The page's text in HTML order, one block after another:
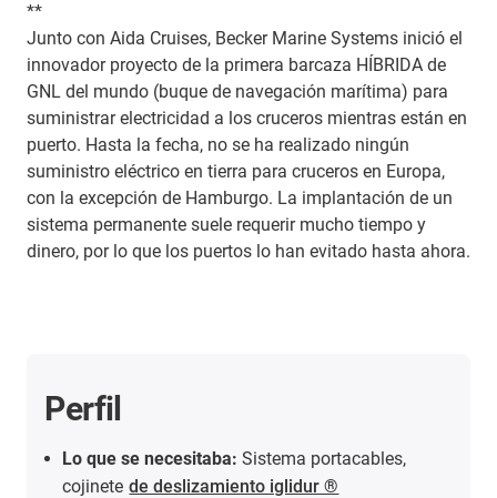
**
Junto con Aida Cruises, Becker Marine Systems inició el
innovador proyecto de la primera barcaza HÍBRIDA de
GNL del mundo (buque de navegación marítima) para
suministrar electricidad a los cruceros mientras están en
puerto. Hasta la fecha, no se ha realizado ningún
suministro eléctrico en tierra para cruceros en Europa,
con la excepción de Hamburgo. La implantación de un
sistema permanente suele requerir mucho tiempo y
dinero, por lo que los puertos lo han evitado hasta ahora.
Perfil
Lo que se necesitaba: Sistema portacables,
cojinete de deslizamiento iglidur ®